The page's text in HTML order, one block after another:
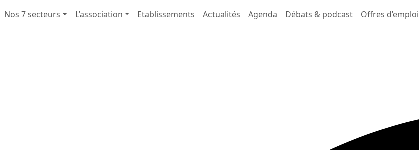
Nos 7 secteurs L’association Etablissements Actualités Agenda Débats & podcast Offres d’emploi